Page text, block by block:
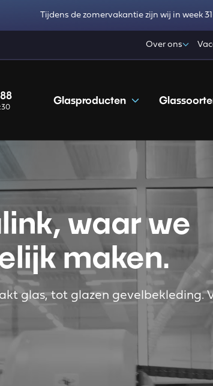
Tijdens de zomervakantie zijn wij in week
Over ons
Glasproducten
waar we
maken.
glas, tot glazen gevelbekleding.